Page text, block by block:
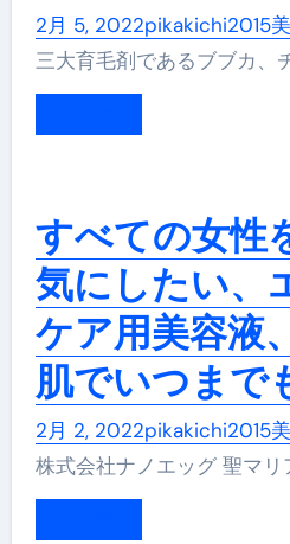
2月 5, 2022pikakichi2015
三大育毛剤であるブブカ、
すべての女性
気にしたい、
ケア用美容液
肌でいつまで
2月 2, 2022pikakichi2015
株式会社ナノエッグ 聖マ